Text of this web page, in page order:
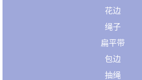
花边
绳子
扁平带
包边
抽绳